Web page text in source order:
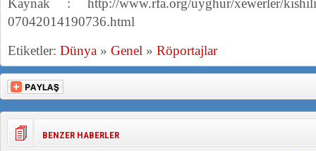
Kaynak : http://www.rfa.org/uyghur/xewerler/
07042014190736.html
Etiketler: Dünya » Genel » Röportajlar
BENZER HABERLER